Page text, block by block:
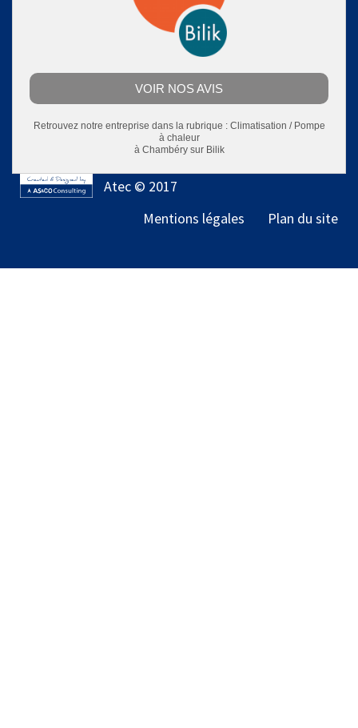
VOIR NOS AVIS
Retrouvez notre entreprise dans la rubrique : Climatisation / Pompe
à chaleur
à Chambérysur Bilik
Atec © 2017
Mentions légales
Plan du site